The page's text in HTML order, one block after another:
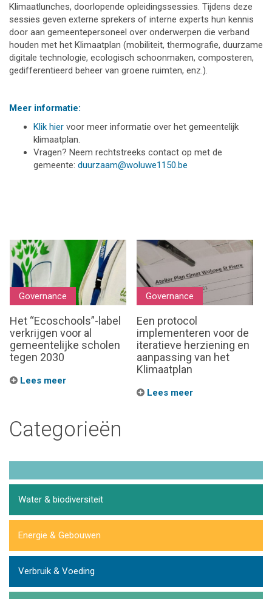
Klimaatlunches, doorlopende opleidingssessies. Tijdens deze
sessies geven externe sprekers of interne experts hun kennis
door aan gemeentepersoneel over onderwerpen die verband
houden met het Klimaatplan (mobiliteit, thermografie, duurzame
digitale technologie, ecologisch schoonmaken, composteren,
gedifferentieerd beheer van groene ruimten, enz.).
Meer informatie:
Klik hier voor meer informatie over het gemeentelijk
klimaatplan.
Vragen? Neem rechtstreeks contact op met de
gemeente: duurzaam@woluwe1150.be
Governance
Het “Ecoschools”-label
verkrijgen voor al
gemeentelijke scholen
tegen 2030
Lees meer
Governance
Een protocol
implementeren voor de
iteratieve herziening en
aanpassing van het
Klimaatplan
Lees meer
Categorieën
Water & biodiversiteit
Energie & Gebouwen
Verbruik & Voeding